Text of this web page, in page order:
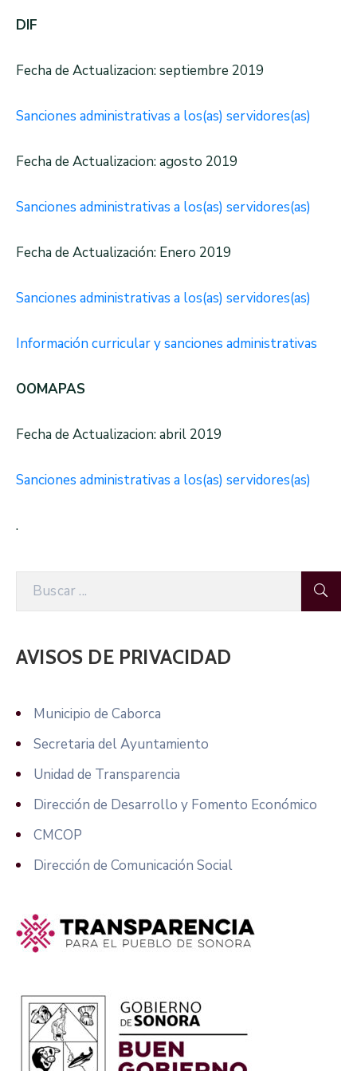
DIF
Fecha de Actualizacion: septiembre 2019
Sanciones administrativas a los(as) servidores(as)
Fecha de Actualizacion: agosto 2019
Sanciones administrativas a los(as) servidores(as)
Fecha de Actualización: Enero 2019
Sanciones administrativas a los(as) servidores(as)
Información curricular y sanciones administrativas
OOMAPAS
Fecha de Actualizacion: abril 2019
Sanciones administrativas a los(as) servidores(as)
.
AVISOS DE PRIVACIDAD
Municipio de Caborca
Secretaria del Ayuntamiento
Unidad de Transparencia
Dirección de Desarrollo y Fomento Económico
CMCOP
Dirección de Comunicación Social